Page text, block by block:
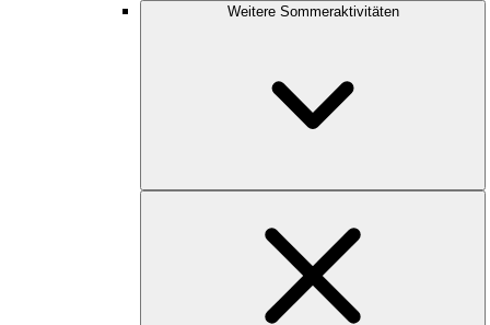
Weitere Sommeraktivitäten